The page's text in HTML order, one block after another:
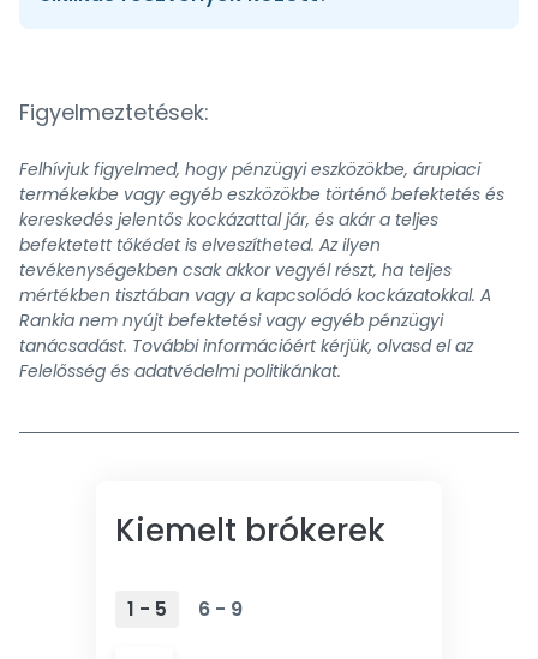
Figyelmeztetések:
Felhívjuk figyelmed, hogy pénzügyi eszközökbe, árupiaci
termékekbe vagy egyéb eszközökbe történő befektetés és
kereskedés jelentős kockázattal jár, és akár a teljes
befektetett tőkédet is elveszítheted. Az ilyen
tevékenységekben csak akkor vegyél részt, ha teljes
mértékben tisztában vagy a kapcsolódó kockázatokkal. A
Rankia nem nyújt befektetési vagy egyéb pénzügyi
tanácsadást. További információért kérjük, olvasd el az
Felelősség és adatvédelmi politikánkat.
Kiemelt brókerek
1 - 5 6 - 9